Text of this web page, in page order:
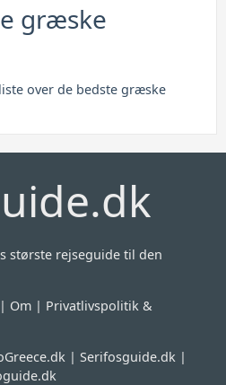
græske
over de bedste græske
største rejseguide til den
| Om | Privatlivspolitik &
| Serifosguide.dk |